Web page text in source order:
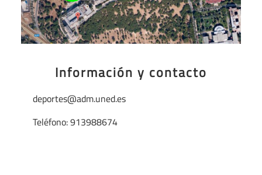
Información y contacto
deportes@adm.uned.es
Teléfono: 913988674